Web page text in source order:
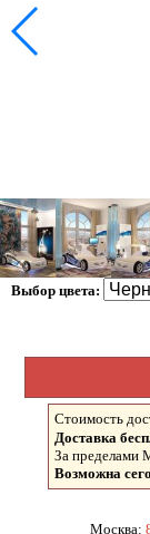
Выбор цвета:
Стоимость
Доставка
За
Возможна
Москва: